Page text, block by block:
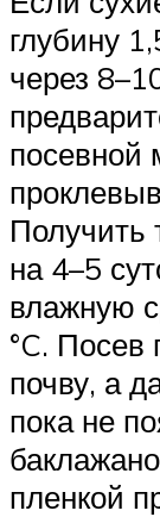
глубину
через
посевной
Получить
на 4–5
влажную
°C. Посев
почву, а
пока не
пленкой